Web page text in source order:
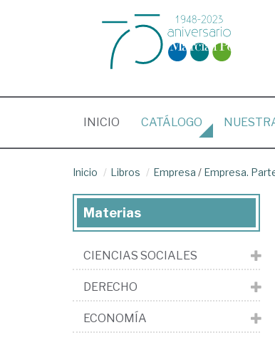
INICIO (CURRENT)
CATÁLOGO
Inicio Libros Empresa / Empresa.
Materias
CIENCIAS SOCIALES
DERECHO
ECONOMÍA